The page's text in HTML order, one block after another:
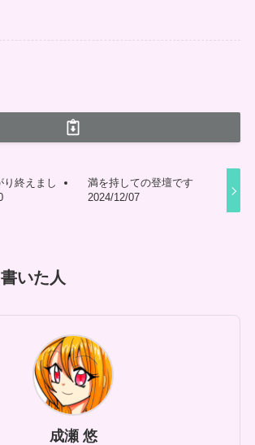
り終えまし
満を持しての登壇です
2024/12/07
いた人
成瀬 悠